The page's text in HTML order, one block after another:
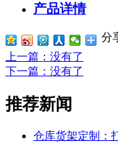
产品详情
分
上一篇 ：没有了
下一篇 ：没有了
推荐新闻
仓库货架定制：